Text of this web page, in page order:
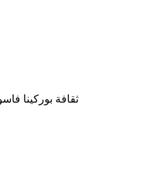
ثقافة بوركينا